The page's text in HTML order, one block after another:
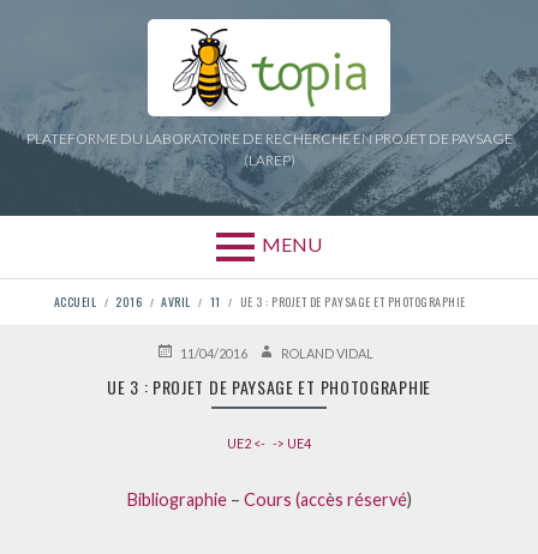
PLATEFORME DU LABORATOIRE DE RECHERCHE EN PROJET DE PAYSAGE
(LAREP)
MENU
FIL
D'ARIANE
ACCUEIL 2016 AVRIL 11 UE 3 : PROJET DE PAYSAGE ET PHOTOGRAPHIE
PUBLIÉ11/04/2016 AUTEURROLAND VIDAL
UE 3 : PROJET DE PAYSAGE ET PHOTOGRAPHIE
UE2 <- -> UE4
Bibliographie– Cours (accès réservé)